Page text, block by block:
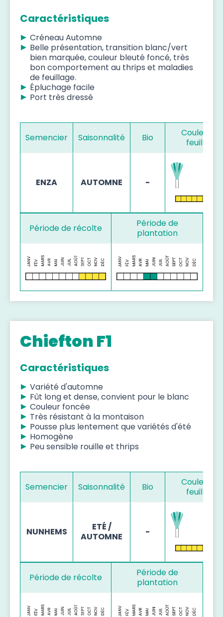
Caractéristiques
Créneau Automne
Belle présentation, transition blanc/vert
bien marquée, couleur bleuté foncé, très
bon comportement au thrips et maladies
de feuillage.
Épluchage facile
Port très dressé
Semencier Saisonnalité Bio
Couleur de
feuillage
ENZA AUTOMNE -
Période de récolte
Période de
plantation
Chiefton F1
Caractéristiques
Variété d'automne
Fût long et dense, convient pour le blanc
Couleur foncée
Très résistant à la montaison
Pousse plus lentement que variétés d'été
Homogène
Peu sensible rouille et thrips
Semencier Saisonnalité Bio
Couleur de
feuillage
NUNHEMS
ETÉ /
AUTOMNE
-
Période de récolte
Période de
plantation